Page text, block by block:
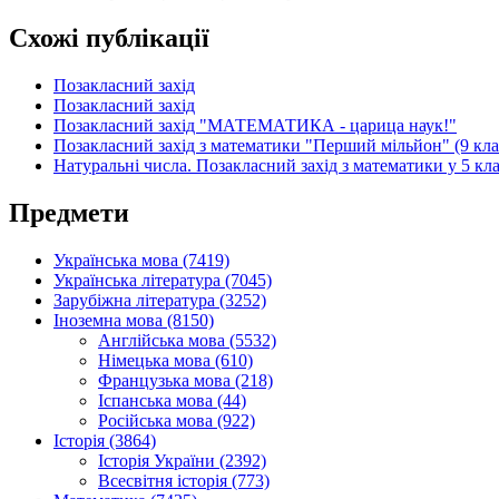
Схожі публікації
Позакласний захід
Позакласний захід
Позакласний захід "МАТЕМАТИКА - царица наук!"
Позакласний захід з математики "Перший мільйон" (9
Натуральні числа. Позакласний захід з математики у 5
Предмети
Українська мова (7419)
Українська література (7045)
Зарубіжна література (3252)
Іноземна мова (8150)
Англійська мова (5532)
Німецька мова (610)
Французька мова (218)
Іспанська мова (44)
Російська мова (922)
Історія (3864)
Історія України (2392)
Всесвітня історія (773)